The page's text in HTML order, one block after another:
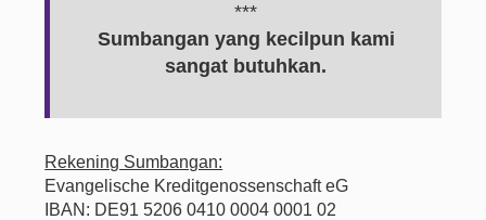
***
Sumbangan yang kecilpun kami
sangat butuhkan.
Rekening Sumbangan:
Evangelische Kreditgenossenschaft eG
IBAN: DE91 5206 0410 0004 0001 02